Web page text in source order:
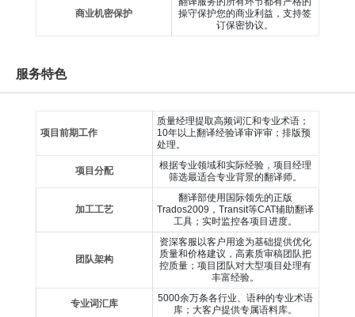
商业机密保护
操守保护您的商业利益，支持签
订保密协议。
服务特色
项目前期工作
质量经理提取高频词汇和专业术语；
10年以上翻译经验译审评审；排版预
处理。
项目分配
根据专业领域和实际经验，项目经理
筛选最适合专业背景的翻译师。
加工工艺
翻译部使用国际领先的正版
Trados2009，Transit等CAT辅助翻译
工具；实时监控各项目进度。
团队架构
资深客服以客户用途为基础提供优化
质量和价格建议，高素质审稿团队把
控质量；项目团队对大型项目处理有
丰富经验。
专业词汇库
5000余万条各行业、语种的专业术语
库；大客户提供专属语料库。